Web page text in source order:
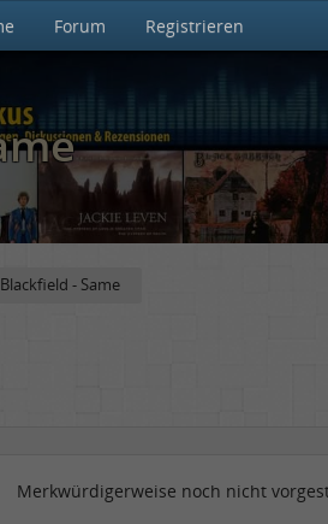
Forum Registrieren
Blackfield - Same
Merkwürdigerweise noch nicht